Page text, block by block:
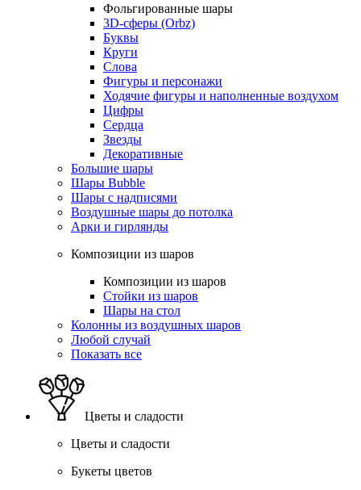
Фольгированные шары
3D-сферы (Orbz)
Буквы
Круги
Слова
Фигуры и персонажи
Ходячие фигуры и наполненные воздухом
Цифры
Сердца
Звезды
Декоративные
Большие шары
Шары Bubble
Шары с надписями
Воздушные шары до потолка
Арки и гирлянды
Композиции из шаров
Композиции из шаров
Стойки из шаров
Шары на стол
Колонны из воздушных шаров
Любой случай
Показать все
Цветы и сладости
Цветы и сладости
Букеты цветов